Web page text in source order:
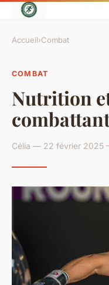
Accueil›Combat
COMBAT
Nutrition
Célia — 22 février 2025